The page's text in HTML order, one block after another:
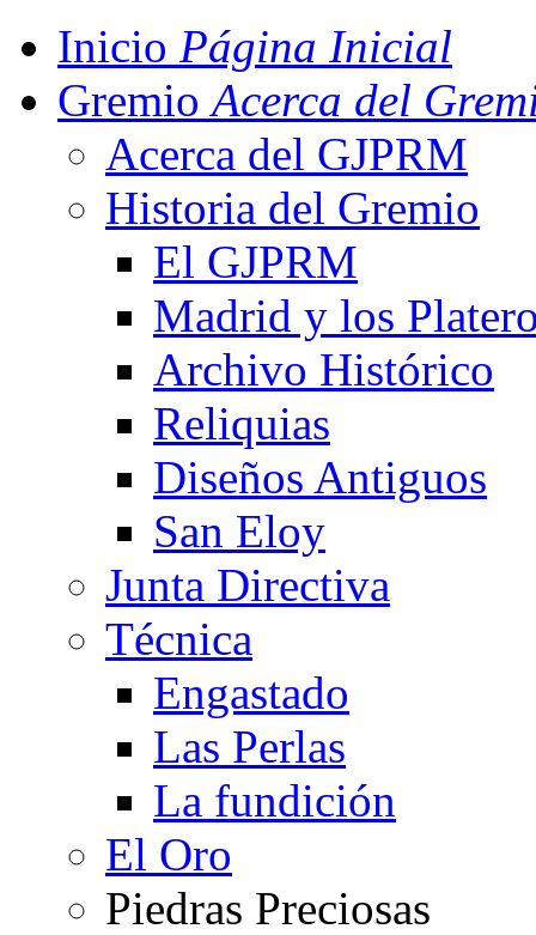
Inicio Página Inicial
GremioAcerca del
Acerca del GJPRM
Historia del Gremio
El GJPRM
Madrid y los
Archivo Histórico
Reliquias
Diseños Antiguos
San Eloy
Junta Directiva
Técnica
Engastado
Las Perlas
La fundición
El Oro
Piedras Preciosas